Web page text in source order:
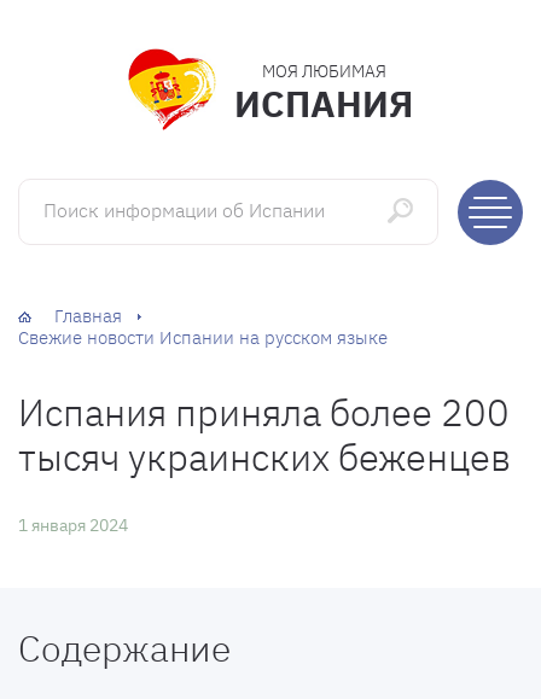
МОЯ ЛЮБИМАЯ
ИСПАНИЯ
Поиск информации об Испании
Главная
Свежие новости Испании на русском языке
Испания приняла более 200
тысяч украинских беженцев
1 января 2024
Содержание